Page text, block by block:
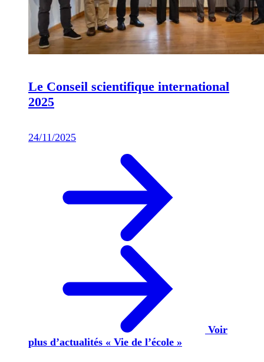
Le Conseil scientifique international
2025
24/11/2025
Voir
plus d’actualités « Vie de l’école »